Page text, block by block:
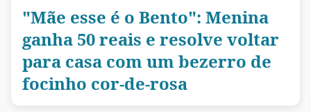
"Mãe esse é o Bento": Menina
ganha 50 reais e resolve voltar
para casa com um bezerro de
focinho cor-de-rosa